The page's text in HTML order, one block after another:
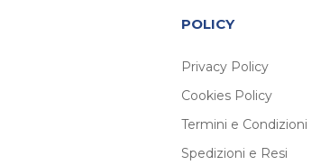
POLICY
Privacy Policy
Cookies Policy
Termini e Condizioni
Spedizioni e Resi